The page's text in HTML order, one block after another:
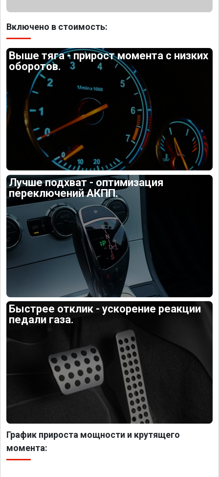
Включено в стоимость:
Выше тяга - прирост момента с низких
оборотов.
Лучше подхват - оптимизация
переключений АКПП.
Быстрее отклик - ускорение реакции
педали газа.
График прироста мощности и крутящего
момента: